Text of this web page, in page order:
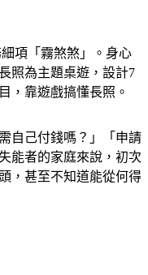
項「霧煞煞」。身心
照為主題桌遊，設計7
，靠遊戲搞懂長照。
自己付錢嗎？」「申請
能者的家庭來說，初次
，甚至不知道能從何得